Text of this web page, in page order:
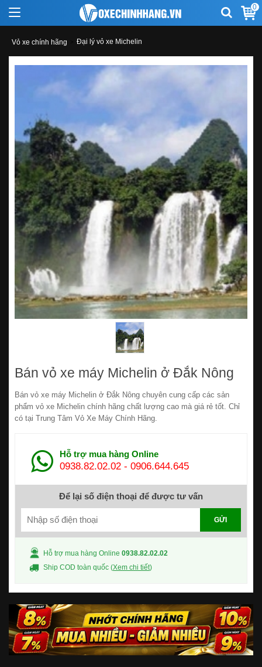
0
Vỏ xe chính hãng Đại lý vỏ xe Michelin
Bán vỏ xe máy Michelin ở Đắk Nông
Bán vỏ xe máy Michelin ở Đắk Nông chuyên cung cấp các sản
phẩm vỏ xe Michelin chính hãng chất lượng cao mà giá rẻ tốt. Chỉ
có tại Trung Tâm Vỏ Xe Máy Chính Hãng.
Hỗ trợ mua hàng Online
0938.82.02.02 - 0906.644.645
Để lại số điện thoại để được tư vấn
GỬI
Hỗ trợ mua hàng Online 0938.82.02.02
Ship COD toàn quốc (Xem chi tiết)